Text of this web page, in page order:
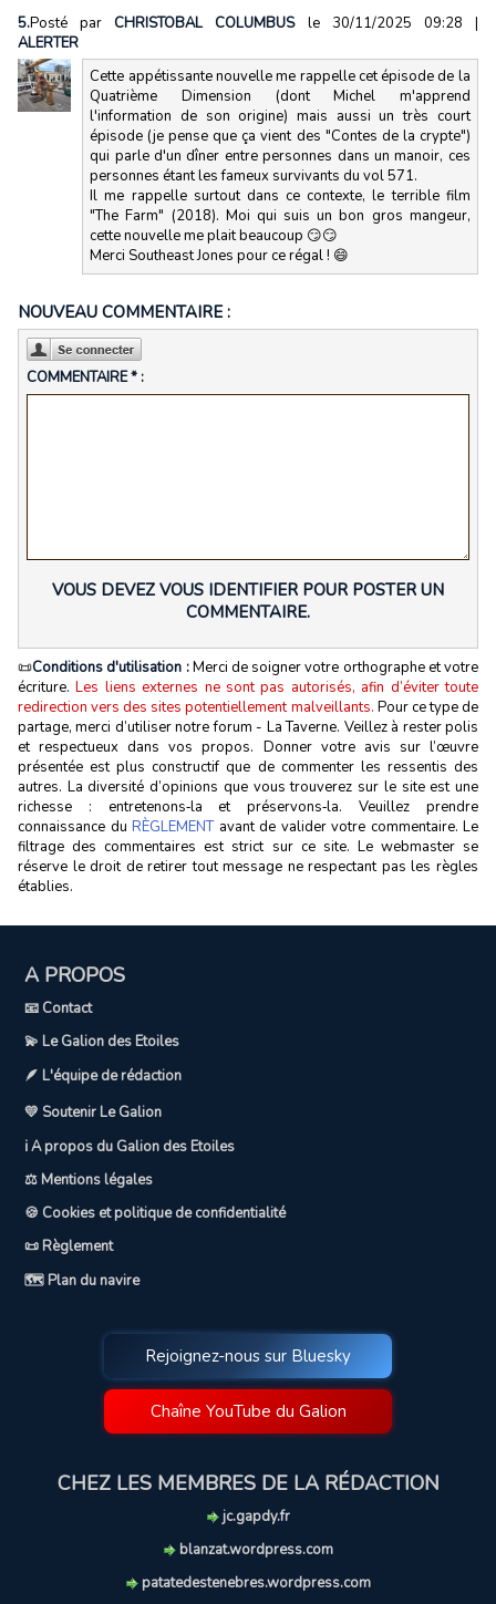
5.Posté parCHRISTOBAL COLUMBUS le 30/11/2025 09:28|
ALERTER
Cette appétissante nouvelle me rappelle cet épisode de la
Quatrième Dimension (dont Michel m'apprend
l'information de son origine) mais aussi un très court
épisode (je pense que ça vient des "Contes de la crypte")
qui parle d'un dîner entre personnes dans un manoir, ces
personnes étant les fameux survivants du vol 571.
Il me rappelle surtout dans ce contexte, le terrible film
"The Farm" (2018). Moi qui suis un bon gros mangeur,
cette nouvelle me plait beaucoup 😏😏
Merci Southeast Jones pour ce régal ! 😄
NOUVEAU COMMENTAIRE :
COMMENTAIRE * :
VOUS DEVEZ VOUS IDENTIFIER POUR POSTER UN
COMMENTAIRE.
📜Conditions d'utilisation :Merci de soigner votre orthographe et votre
écriture.Les liens externes ne sont pas autorisés, afin d’éviter toute
redirection vers des sites potentiellement malveillants. Pour ce type de
partage, merci d’utiliser notre forum - La Taverne. Veillez à rester polis
et respectueux dans vos propos. Donner votre avis sur l’œuvre
présentée est plus constructif que de commenter les ressentis des
autres. La diversité d’opinions que vous trouverez sur le site est une
richesse : entretenons‑la et préservons‑la. Veuillez prendre
connaissance du RÈGLEMENTavant de valider votre commentaire. Le
filtrage des commentaires est strict sur ce site. Le webmaster se
réserve le droit de retirer tout message ne respectant pas les règles
établies.
A PROPOS
📧 Contact
💫 Le Galion des Etoiles
🪶 L'équipe de rédaction
💛 Soutenir Le Galion
ℹ️ A propos du Galion des Etoiles
⚖️ Mentions légales
🍪 Cookies et politique de confidentialité
📜 Règlement
🗺️ Plan du navire
Rejoignez-nous sur Bluesky
Chaîne YouTube du Galion
CHEZ LES MEMBRES DE LA RÉDACTION
jc.gapdy.fr
blanzat.wordpress.com
patatedestenebres.wordpress.com